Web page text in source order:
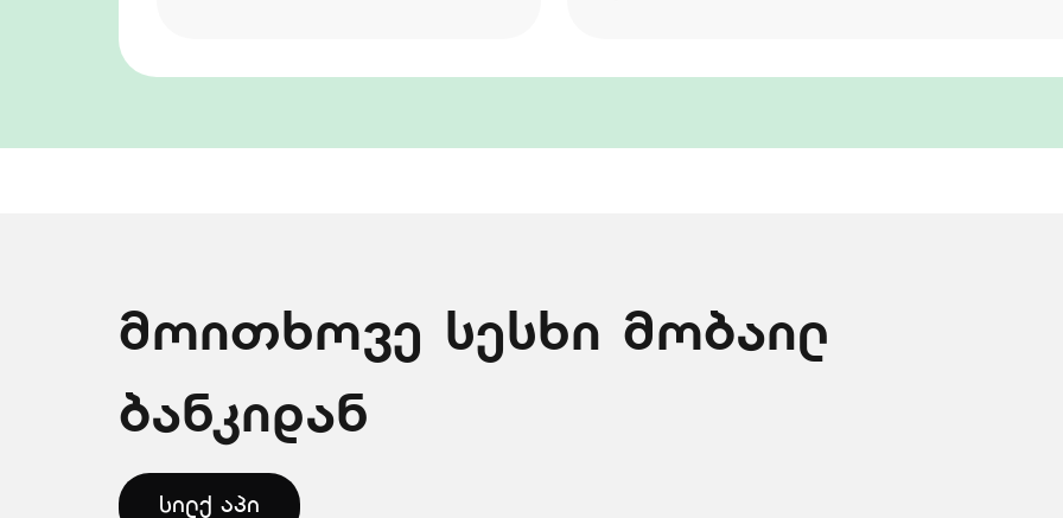
მოითხოვე სესხი მობაილ
ბანკიდან
სილქ აპი